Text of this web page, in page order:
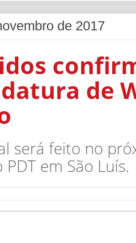
de 2017
de
será feito no
em São Luís.